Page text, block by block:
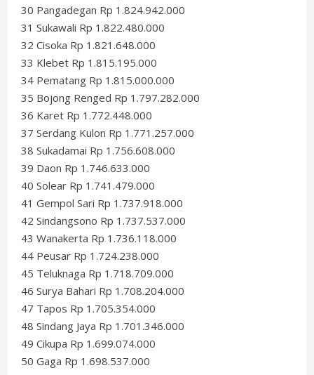
30 Pangadegan Rp 1.824.942.000
31 Sukawali Rp 1.822.480.000
32 Cisoka Rp 1.821.648.000
33 Klebet Rp 1.815.195.000
34 Pematang Rp 1.815.000.000
35 Bojong Renged Rp 1.797.282.000
36 Karet Rp 1.772.448.000
37 Serdang Kulon Rp 1.771.257.000
38 Sukadamai Rp 1.756.608.000
39 Daon Rp 1.746.633.000
40 Solear Rp 1.741.479.000
41 Gempol Sari Rp 1.737.918.000
42 Sindangsono Rp 1.737.537.000
43 Wanakerta Rp 1.736.118.000
44 Peusar Rp 1.724.238.000
45 Teluknaga Rp 1.718.709.000
46 Surya Bahari Rp 1.708.204.000
47 Tapos Rp 1.705.354.000
48 Sindang Jaya Rp 1.701.346.000
49 Cikupa Rp 1.699.074.000
50 Gaga Rp 1.698.537.000